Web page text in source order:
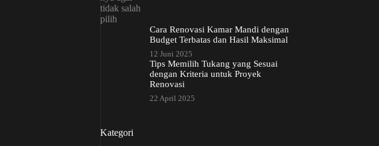
Cara Renovasi Kamar Mandi dengan
Budget Terbatas dan Hasil Maksimal
12 Juni 2025
Tips Memilih Tukang yang Sesuai
dengan Kriteria untuk Proyek
Renovasi
22 April 2025
Kategori